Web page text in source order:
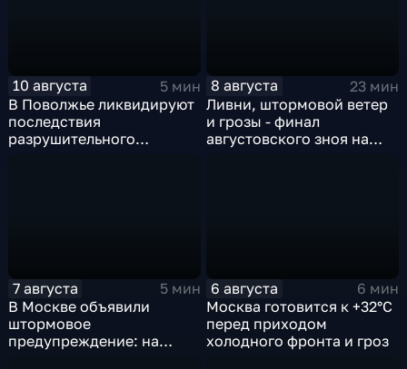
10 августа
5 мин
В Поволжье ликвидируют
последствия
разрушительного
8 августа
23 мин
Ливни, штормовой ветер
и грозы - финал
августовского зноя на
7 августа
5 мин
В Москве объявили
штормовое
предупреждение: на
6 августа
6 мин
Москва готовится к +32°C
перед приходом
холодного фронта и гроз